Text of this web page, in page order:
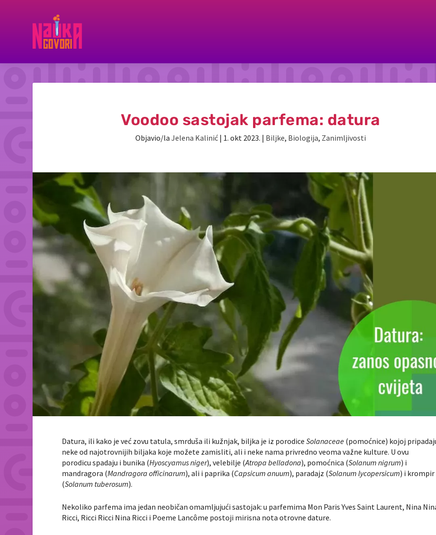
Voodoo sastojak parfema: datura
Objavio/la Jelena Kalinić| 1. okt 2023. | Biljke, Biologija, Zanimljivosti
Datura, ili kako je već zovu tatula, smrduša ili kužnjak, biljka je iz porodiceSolanaceae (pomoćnice) kojoj
neke od najotrovnijih biljaka koje možete zamisliti, ali i neke nama privredno veoma važne kulture. U ovu
porodicu spadaju i bunika (Hyoscyamus niger), velebilje (Atropa belladona), pomoćnica (Solanum nigrum) i
mandragora (Mandragora officinarum), ali i paprika (Capsicum anuum), paradajz (Solanum lycopersicum) i krompir
(Solanum tuberosum).
Nekoliko parfema ima jedan neobičan omamljujući sastojak: u parfemima Mon Paris Yves Saint Laurent, Nina
Ricci, Ricci Ricci Nina Ricci i Poeme Lancôme postoji mirisna nota otrovne dature.